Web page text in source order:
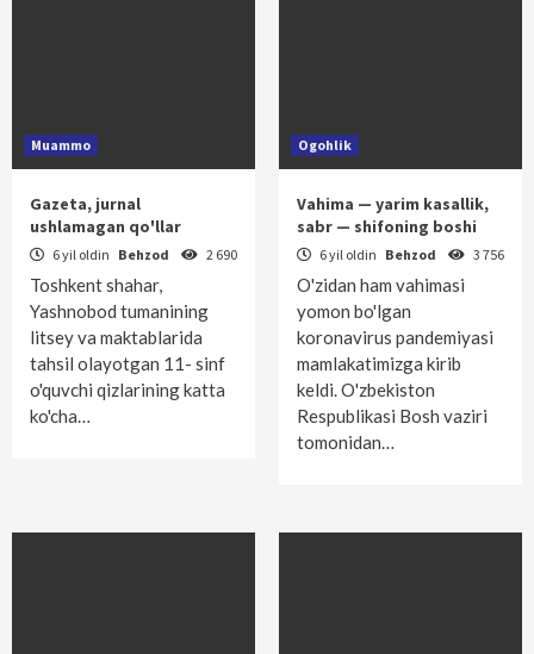
Muammo
Gazeta, jurnal
ushlamagan qo'llar
6 yil oldin Behzod 2 690
Toshkent shahar,
Yashnobod tumanining
litsey va maktablarida
tahsil olayotgan 11- sinf
o'quvchi qizlarining katta
ko'cha…
Ogohlik
Vahima — yarim kasallik,
sabr — shifoning boshi
6 yil oldin Behzod 3 756
O'zidan ham vahimasi
yomon bo'lgan
koronavirus pandemiyasi
mamlakatimizga kirib
keldi. O'zbekiston
Respublikasi Bosh vaziri
tomonidan…